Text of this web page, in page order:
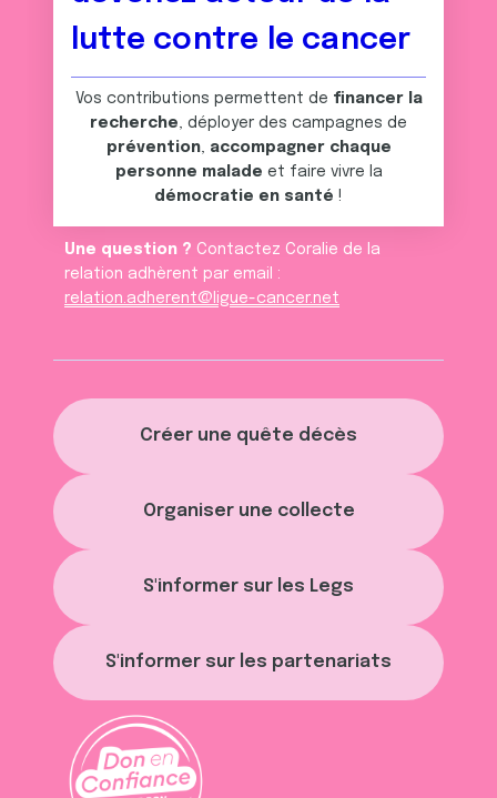
Créer une quête décès
Organiser une collecte
S'informer sur les Legs
S'informer sur les partenariats
lutte contre le cancer
Vos contributions permettent de financer la
recherche, déployer des campagnes de
prévention, accompagner chaque
personne malade et faire vivre la
démocratie en santé !
Une question ? Contactez Coralie de la
relation adhèrent par email :
relation.adherent@ligue-cancer.net